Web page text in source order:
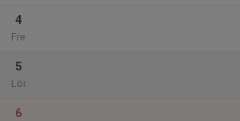
4
Fre
5
Lör
6